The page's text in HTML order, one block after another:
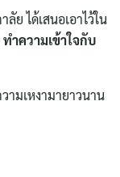
ย ได้เสนอเอาไว้ใน
ทำความเข้าใจกับ
มเหงามายาวนาน